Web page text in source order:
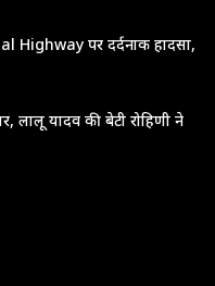
पर दर्दनाक हादसा,
लालू यादव की बेटी रोहिणी ने